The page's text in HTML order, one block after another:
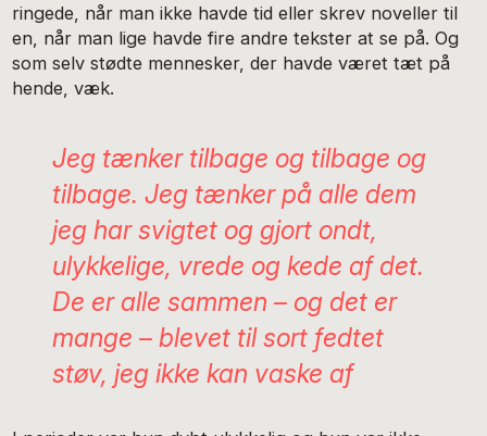
ringede, når man ikke havde tid eller skrev noveller til
en, når man lige havde fire andre tekster at se på. Og
som selv stødte mennesker, der havde været tæt på
hende, væk.
Jeg tænker tilbage og tilbage og
tilbage. Jeg tænker på alle dem
jeg har svigtet og gjort ondt,
ulykkelige, vrede og kede af det.
De er alle sammen – og det er
mange – blevet til sort fedtet
støv, jeg ikke kan vaske af